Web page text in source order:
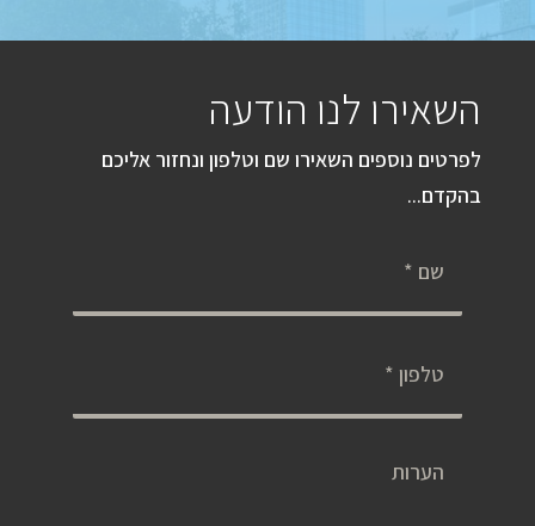
השאירו לנו הודעה
לפרטים נוספים השאירו שם וטלפון ונחזור אליכם
בהקדם...